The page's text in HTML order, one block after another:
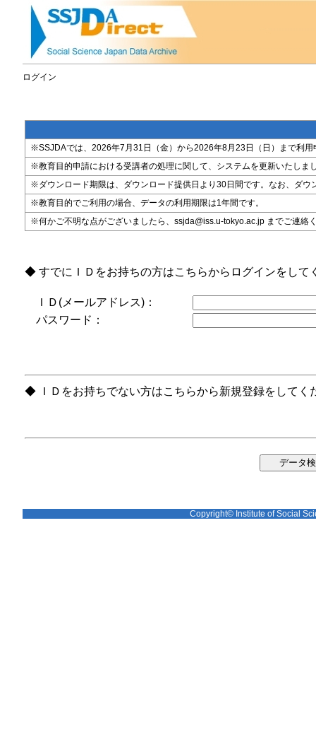
ログイン
※SSJDAでは、2026年7月31日（金）から2026年8月23日（日）まで利
※教育目的申請における受講者の処理に関して、システムを更新いたしま
※ダウンロード期限は、ダウンロード提供日より30日間です。なお、ダ
※教育目的でご利用の場合、データの利用期限は1年間です。
※何かご不明な点がございましたら、ssjda@iss.u-tokyo.ac.jp までご連絡
◆ すでにＩＤをお持ちの方はこちらからログインをして
ＩＤ(メールアドレス)：
パスワード：
◆ ＩＤをお持ちでない方はこちらから新規登録をしてく
Copyright© Institute of Social